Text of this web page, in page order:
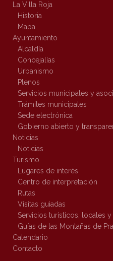
La Villa Roja
Historia
Mapa
Ayuntamiento
Alcaldía
Concejalías
Urbanismo
Plenos
Servicios municipales y
Trámites municipales
Sede electrónica
Gobierno abierto y
Noticias
Noticias
Turismo
Lugares de interés
Centro de interpretación
Rutas
Visitas guiadas
Servicios turísticos, locales
Guías de las Montañas de
Calendario
Contacto